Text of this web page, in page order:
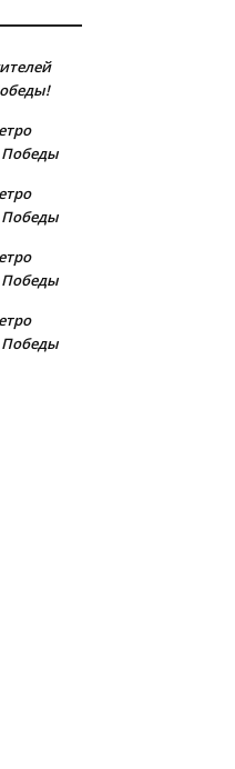
Победы
Победы
Победы
Победы